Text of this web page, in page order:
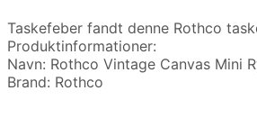
Taskefeber fandt denne Rothco
Produktinformationer:
Navn: Rothco Vintage Canvas Mini
Brand: Rothco